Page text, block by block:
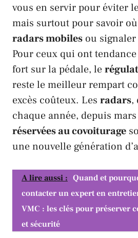
vous en servir pour éviter
mais surtout pour savoir
radars mobiles ou
Pour ceux qui ont
fort sur la pédale, le
reste le meilleur rempart
excès coûteux. Les radars,
chaque année, depuis
réservées au covoiturage
une nouvelle génération
A lire aussi : Quand et
contacter un expert en
VMC : les clés pour préserver
et sécurité